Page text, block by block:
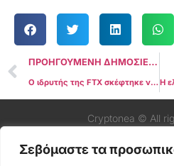
Σεβόμαστε τα
ΠΡΟΗΓΟΥΜΕΝΗ ΔΗΜΟΣΙΕΥΣΗ
Ο ιδρυτής της FTX σκέφτηκε να προσφέρει στον Τραμπ 5 δισεκατομμύρια δολάρια για να απέχει από την προεδρική εκλογή
Cryptonea © All